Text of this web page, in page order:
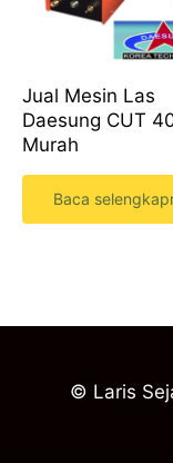
Jual Mesin Las
Daesung CUT
Murah
Baca
© Laris